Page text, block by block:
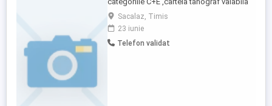
pt distributie marfa din Sacalaz. Jud
Timis va avea ca sarcini : - preluare marfa
si livrare catre clienti -aprovizionare cu
marfa. Disponibilitate imediata. Salar intre
Sacalaz, Timis
23 iunie
Telefon validat